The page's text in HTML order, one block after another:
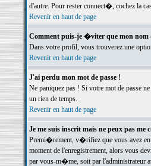
d'autre. Pour rester connect�, cochez la
Revenir en haut de page
Comment puis-je �viter que mon nom
Dans votre profil, vous trouverez une
Revenir en haut de page
J'ai perdu mon mot de passe !
Ne paniquez pas ! Si votre mot de
un rien de temps.
Revenir en haut de page
Je me suis inscrit mais ne peux pas me
Premi�rement, v�rifiez que vous avez
moment de l'enregistrement, alors vous
par vous-m�me, soit par l'administrateur